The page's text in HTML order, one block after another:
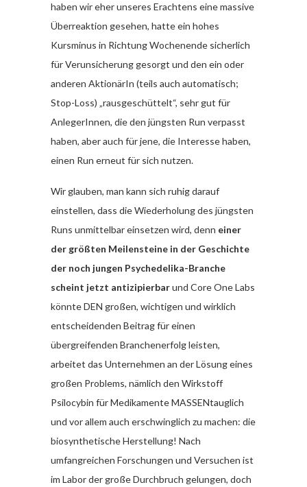
haben wir eher unseres Erachtens eine massive
Überreaktion gesehen, hatte ein hohes
Kursminus in Richtung Wochenende sicherlich
für Verunsicherung gesorgt und den ein oder
anderen AktionärIn (teils auch automatisch;
Stop-Loss) „rausgeschüttelt“, sehr gut für
AnlegerInnen, die den jüngsten Run verpasst
haben, aber auch für jene, die Interesse haben,
einen Run erneut für sich nutzen.
Wir glauben, man kann sich ruhig darauf
einstellen, dass die Wiederholung des jüngsten
Runs unmittelbar einsetzen wird, denn einer
der größten Meilensteine in der Geschichte
der noch jungen Psychedelika-Branche
scheint jetzt antizipierbarund Core One Labs
könnte DEN großen, wichtigen und wirklich
entscheidenden Beitrag für einen
übergreifenden Branchenerfolg leisten,
arbeitet das Unternehmen an der Lösung eines
großen Problems, nämlich den Wirkstoff
Psilocybin für Medikamente MASSENtauglich
und vor allem auch erschwinglich zu machen: die
biosynthetische Herstellung! Nach
umfangreichen Forschungen und Versuchen ist
im Labor der große Durchbruch gelungen, doch